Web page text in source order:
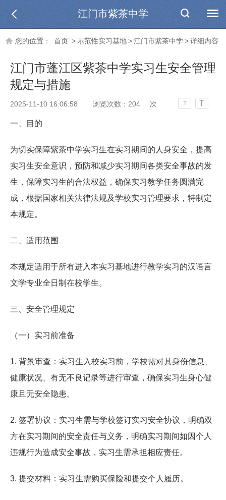
江门市紫茶中学
您的位置： 首页 > 示范性实习基地>江门市紫茶中学>详细内容
江门市蓬江区紫茶中学实习生安全管理
规定与措施
2025-11-10 16:06:58 浏览次数： 204 次 T T
一、目的
为切实保障紫茶中学实习生在实习期间的人身安全 ，提高
实习生安全意识，预防和减少实习期间各类安全事故的发
生，保障实习生的合法权益，确保实习教学任务圆满完
成，根据国家相关法律法规及学校实习管理要求，特制定
本规定。
二、适用范围
本规定适用于所有进入本实习基地进行教学实习的汉语言
文学专业全日制在校学生。
三、安全管理规定
（一）实习前准备
1. 背景审查：实习生入校实习前，学校需对其身份信息、
健康状况、有无不良记录等进行审查，确保实习生身心健
康且无安全隐患。
2. 签署协议：实习生需与学校签订实习安全协议，明确双
方在实习期间的安全责任与义务，明确实习期间如因个人
违规行为造成安全事故，实习生需承担相应责任。
3. 提交材料：实习生需购买保险和提交个人履历。